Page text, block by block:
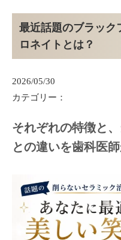
最近話題のブラック
ロネイトとは？
2026/05/30
カテゴリー：
それぞれの特徴と
との違いを歯科医